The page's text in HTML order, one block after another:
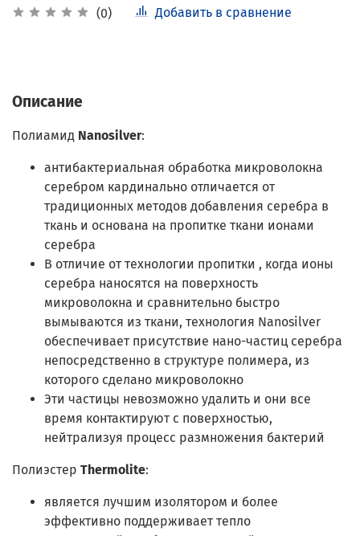
(0) Добавить в сравнение
Описание
Полиамид Nanosilver:
антибактериальная обработка микроволокна
серебром кардинально отличается от
традиционных методов добавления серебра в
ткань и основана на пропитке ткани ионами
серебра
В отличие от технологии пропитки , когда ионы
серебра наносятся на поверхность
микроволокна и сравнительно быстро
вымываются из ткани, технология Nanosilver
обеспечивает присутствие нано-частиц серебра
непосредственно в структуре полимера, из
которого сделано микроволокно
Эти частицы невозможно удалить и они все
время контактируют с поверхностью,
нейтрализуя процесс размножения бактерий
Полиэстер Thermolite:
является лучшим изолятором и более
эффективно поддерживает тепло